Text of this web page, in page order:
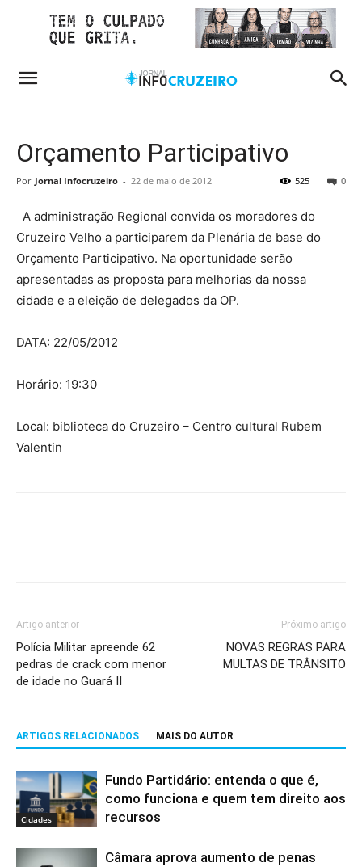
Orçamento Participativo
Por Jornal Infocruzeiro - 22 de maio de 2012 0
525
A administração Regional convida os moradores do
Cruzeiro Velho a participarem da Plenária de base do
Orçamento Participativo. Na oportunidade serão
apresentadas as proposta para melhorias da nossa
cidade e a eleição de delegados da OP.
DATA: 22/05/2012
Horário: 19:30
Local: biblioteca do Cruzeiro – Centro cultural Rubem
Valentin
Artigo anterior
Polícia Militar apreende 62
pedras de crack com menor
de idade no Guará II
Próximo artigo
NOVAS REGRAS PARA
MULTAS DE TRÂNSITO
ARTIGOS RELACIONADOS MAIS DO AUTOR
Cidades
Fundo Partidário: entenda o que é,
como funciona e quem tem direito aos
recursos
Câmara aprova aumento de penas